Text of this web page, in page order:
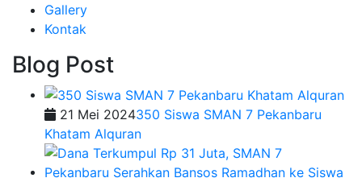
Gallery
Kontak
Blog Post
21 Mei 2024350 Siswa SMAN 7 Pekanbaru
Khatam Alquran